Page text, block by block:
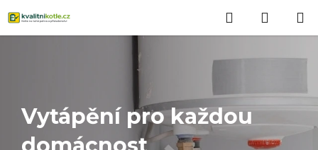
na
obsah
Hledat
KOŠÍK
Vytápění pro každou